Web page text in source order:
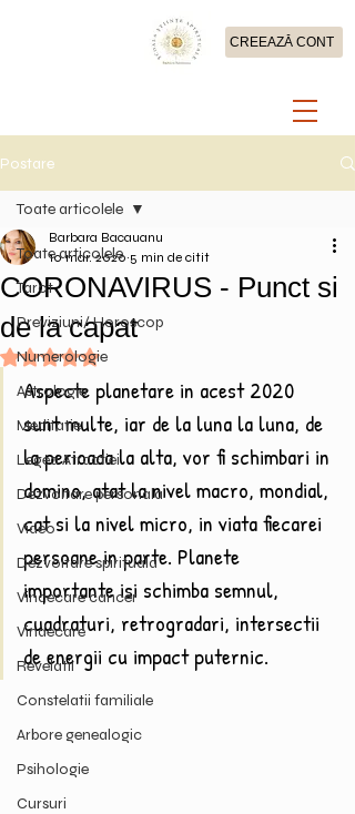
CREEAZĂ CONT
Postare
Toate articolele
Tarot
Previziuni/ Horoscop
Numerologie
Astrologie
Meditatie
Legea Atractiei
Dezvoltare personala
Video
Dezvoltare spirituala
Vindecare cancer
Vindecare
Revelatii
Constelatii familiale
Arbore genealogic
Psihologie
Cursuri
Toate articolele
CORONAVIRUS - Punct si
de la capat
Barbara Bacauanu
10 mar. 2020 5 min de citit
Evaluat(ă) cu NaN din 5 stele.
Aspecte planetare in acest 2020
sunt multe, iar de la luna la luna, de
la perioada la alta, vor fi schimbari in
domino, atat la nivel macro, mondial,
cat si la nivel micro, in viata fiecarei
persoane in parte. Planete
importante isi schimba semnul,
cuadraturi, retrogradari, intersectii
de energii cu impact puternic.